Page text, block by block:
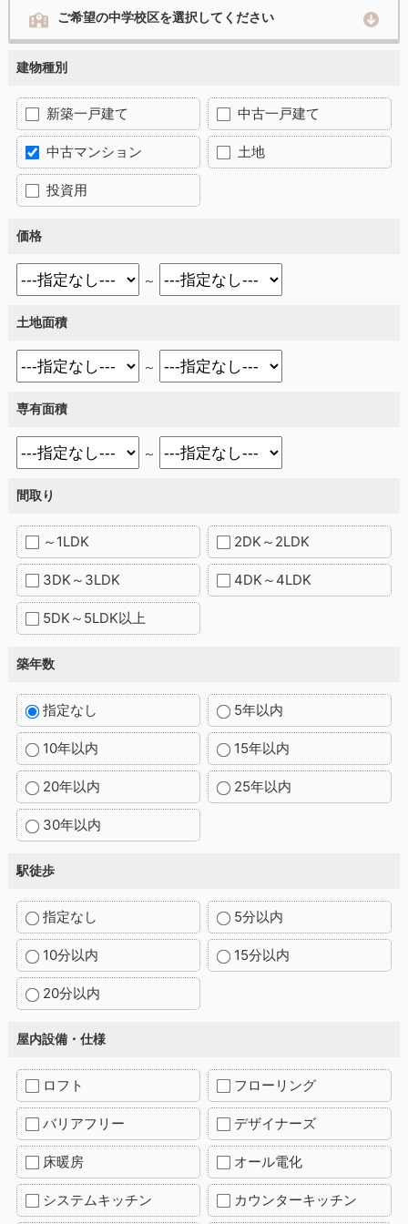
ご希望の中学校区を選択してください
建物種別
新築一戸建て 中古一戸建て
中古マンション 土地
投資用
価格
～
土地面積
～
専有面積
～
間取り
～1LDK 2DK～2LDK
3DK～3LDK 4DK～4LDK
5DK～5LDK以上
築年数
指定なし 5年以内
10年以内 15年以内
20年以内 25年以内
30年以内
駅徒歩
指定なし 5分以内
10分以内 15分以内
20分以内
屋内設備・仕様
ロフト フローリング
バリアフリー デザイナーズ
床暖房 オール電化
システムキッチン カウンターキッチン